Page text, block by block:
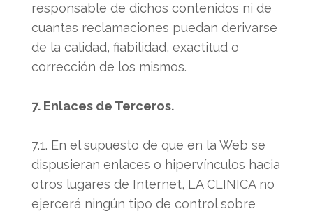
responsable de dichos contenidos ni de
cuantas reclamaciones puedan derivarse
de la calidad, fiabilidad, exactitud o
corrección de los mismos.
7. Enlaces de Terceros.
7.1. En el supuesto de que en la Web se
dispusieran enlaces o hipervínculos hacia
otros lugares de Internet, LA CLINICA no
ejercerá ningún tipo de control sobre